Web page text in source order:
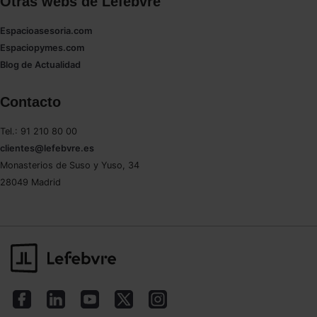
Espacioasesoria.com
Espaciopymes.com
Blog de Actualidad
Contacto
Tel.: 91 210 80 00
clientes@lefebvre.es
Monasterios de Suso y Yuso, 34
28049 Madrid